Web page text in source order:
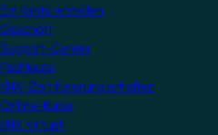
Ein Konto erstellen
Geschäft
Support-Center
Fachleute
KNX-Zertifizierung erhalten
Online-Kurse
KNX Virtuell